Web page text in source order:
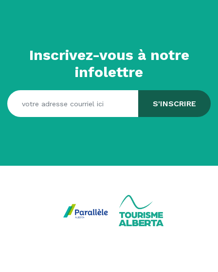
Inscrivez-vous à notre
infolettre